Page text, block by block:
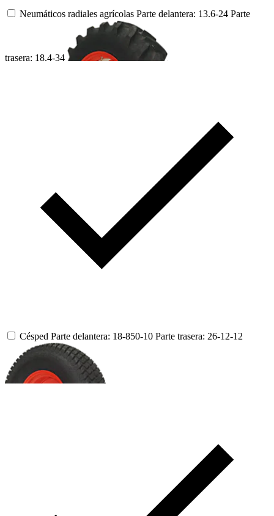
Neumáticos radiales agrícolas Parte delantera: 13.6-24 Parte
trasera: 18.4-34
Césped Parte delantera: 18-850-10 Parte trasera: 26-12-12